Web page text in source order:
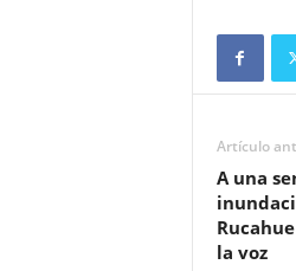
Artículo
A una
la voz